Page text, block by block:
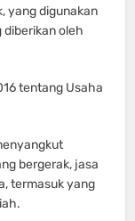
yang digunakan
diberikan oleh
tentang Usaha
bergerak, jasa
termasuk yang